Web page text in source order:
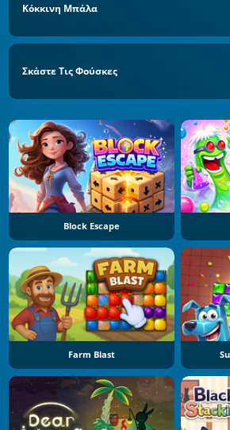
Κόκκινη Μπάλα
Σκάστε Τις Φούσκες
Block Escape
Farm Blast